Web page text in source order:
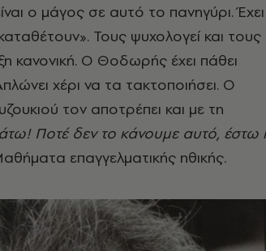
ο μάγος σε αυτό το πανηγύρι. Έχει
Τους ψυχολογεί και τους
κανονική. Ο Θοδωρής έχει πάθει
χέρι να τα τακτοποιήσει. Ο
τον αποτρέπει και με τη
Ποτέ δεν το κάνουμε αυτό, έστω
επαγγελματικής ηθικής.